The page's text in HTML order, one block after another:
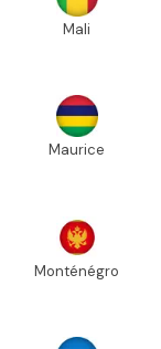
Mali
Maurice
Monténégro